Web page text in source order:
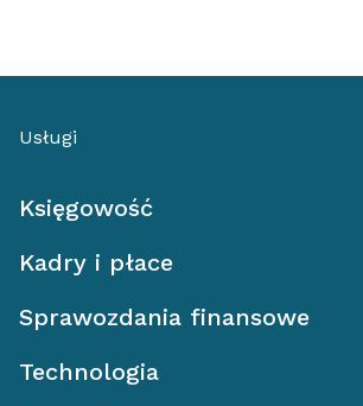
Usługi
Księgowość
Kadry i płace
Sprawozdania finansowe
Technologia